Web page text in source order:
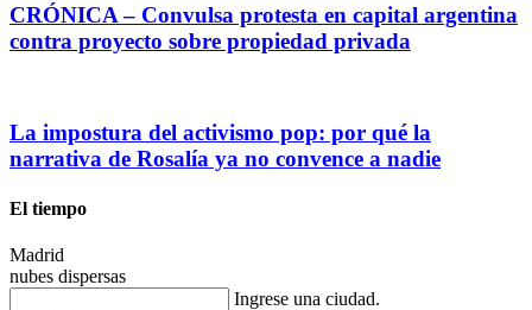
CRÓNICA – Convulsa protesta en capital argentina
contra proyecto sobre propiedad privada
La impostura del activismo pop: por qué la
narrativa de Rosalía ya no convence a nadie
El tiempo
Madrid
nubes dispersas
Ingrese una ciudad.